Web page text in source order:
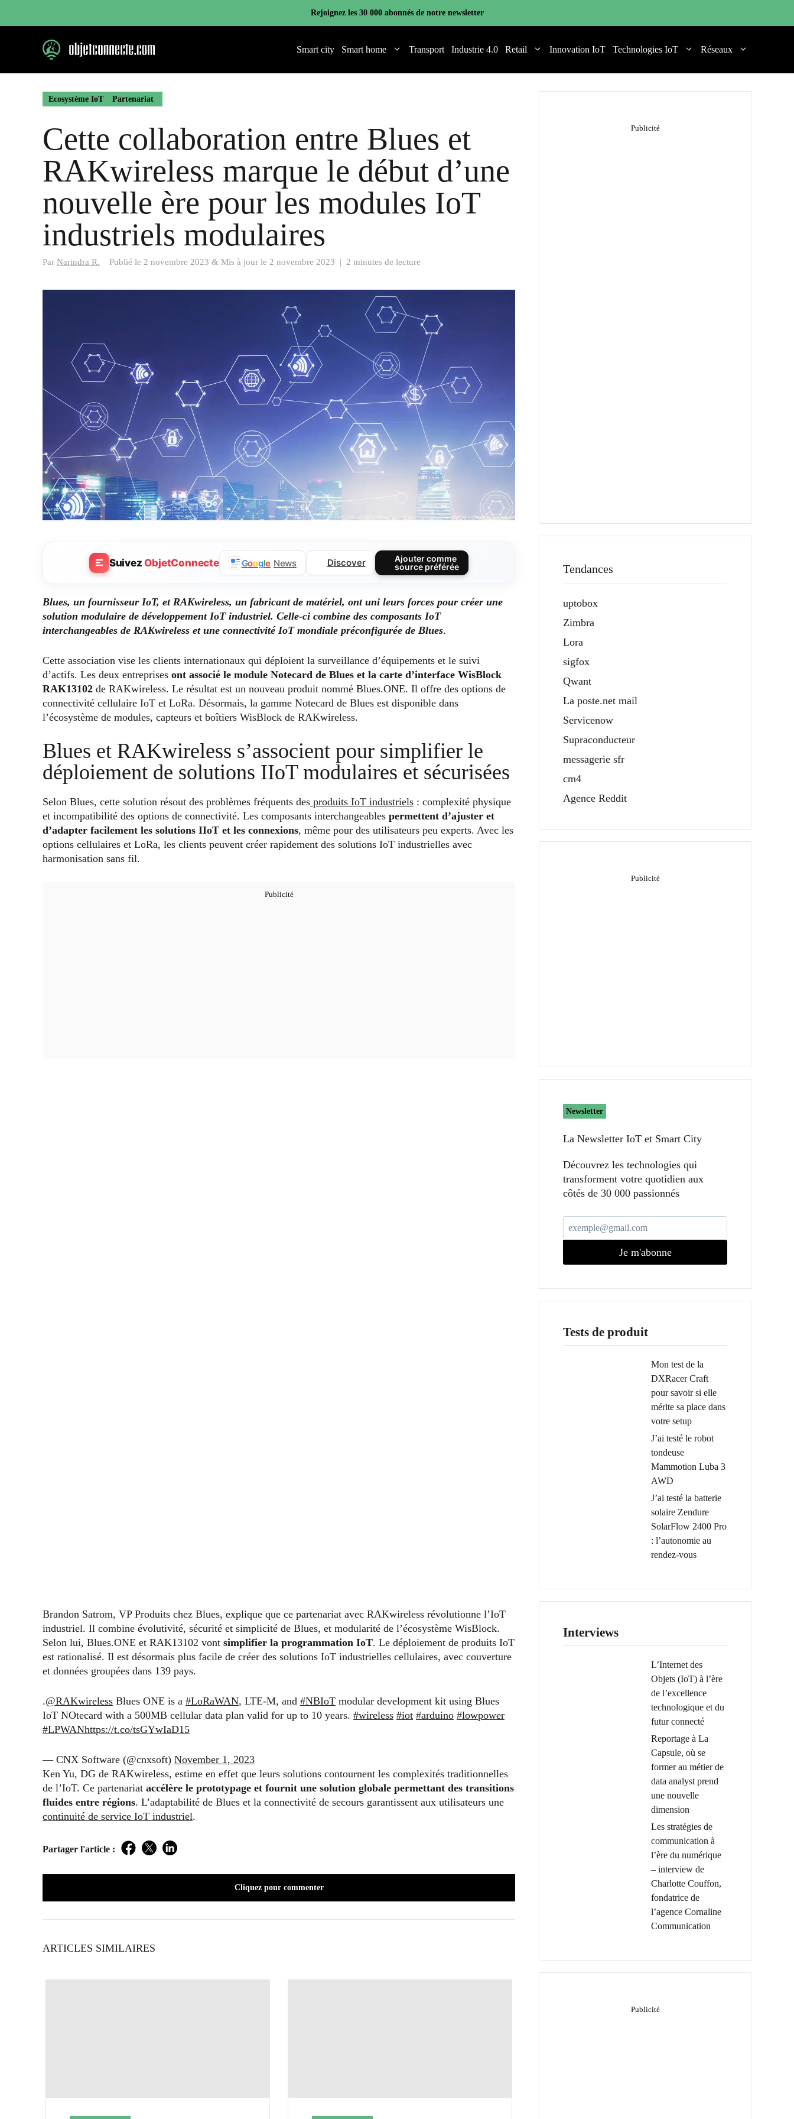
Rejoignez les 30 000 abonnés de notre newsletter
Smart city Smart home Transport Industrie 4.0 Retail Innovation IoT Technologies IoT Réseaux
Ecosystème IoT Partenariat
Cette collaboration entre Blues et
RAKwireless marque le début d’une
nouvelle ère pour les modules IoT
industriels modulaires
Par Narindra R. Publié le 2 novembre 2023 & Mis à jour le 2 novembre 2023 | 2 minutes de lecture
SuivezObjetConnecte Google News Discover
Ajouter comme
source préférée
Blues, un fournisseur IoT, et RAKwireless, un fabricant de matériel, ont uni leurs forces pour créer une
solution modulaire de développement IoT industriel. Celle-ci combine des composants IoT
interchangeables de RAKwireless et une connectivité IoT mondiale préconfigurée de Blues.
Cette association vise les clients internationaux qui déploient la surveillance d’équipements et le suivi
d’actifs. Les deux entreprises ont associé le module Notecard de Blues et la carte d’interface WisBlock
RAK13102 de RAKwireless. Le résultat est un nouveau produit nommé Blues.ONE. Il offre des options de
connectivité cellulaire IoT et LoRa. Désormais, la gamme Notecard de Blues est disponible dans
l’écosystème de modules, capteurs et boîtiers WisBlock de RAKwireless.
Blues et RAKwireless s’associent pour simplifier le
déploiement de solutions IIoT modulaires et sécurisées
Selon Blues, cette solution résout des problèmes fréquents des produits IoT industriels : complexité physique
et incompatibilité des options de connectivité. Les composants interchangeables permettent d’ajuster et
d’adapter facilement les solutions IIoT et les connexions, même pour des utilisateurs peu experts. Avec les
options cellulaires et LoRa, les clients peuvent créer rapidement des solutions IoT industrielles avec
harmonisation sans fil.
Brandon Satrom, VP Produits chez Blues, explique que ce partenariat avec RAKwireless révolutionne l’IoT
industriel. Il combine évolutivité, sécurité et simplicité de Blues, et modularité de l’écosystème WisBlock.
Selon lui, Blues.ONE et RAK13102 vont simplifier la programmation IoT. Le déploiement de produits IoT
est rationalisé. Il est désormais plus facile de créer des solutions IoT industrielles cellulaires, avec couverture
et données groupées dans 139 pays.
.@RAKwireless Blues ONE is a #LoRaWAN, LTE-M, and #NBIoT modular development kit using Blues
IoT NOtecard with a 500MB cellular data plan valid for up to 10 years. #wireless #iot #arduino #lowpower
#LPWANhttps://t.co/tsGYwIaD15
— CNX Software (@cnxsoft) November 1, 2023
Ken Yu, DG de RAKwireless, estime en effet que leurs solutions contournent les complexités traditionnelles
de l’IoT. Ce partenariat accélère le prototypage et fournit une solution globale permettant des transitions
fluides entre régions. L’adaptabilité de Blues et la connectivité de secours garantissent aux utilisateurs une
continuité de service IoT industriel.
Partager l'article : Facebook
TwitterLinkedIn
Cliquez pour commenter
ARTICLES SIMILAIRES
Tendances
uptobox
Zimbra
Lora
sigfox
Qwant
La poste.net mail
Servicenow
Supraconducteur
messagerie sfr
cm4
Agence Reddit
Newsletter
La Newsletter IoT et Smart City​
Découvrez les technologies qui
transforment votre quotidien aux
côtés de 30 000 passionnés
Je m'abonne
Tests de produit
Mon test de la
DXRacer Craft
pour savoir si elle
mérite sa place dans
votre setup
J’ai testé le robot
tondeuse
Mammotion Luba 3
AWD
J’ai testé la batterie
solaire Zendure
SolarFlow 2400 Pro
: l’autonomie au
rendez-vous
Interviews
L’Internet des
Objets (IoT) à l’ère
de l’excellence
technologique et du
futur connecté
Reportage à La
Capsule, où se
former au métier de
data analyst prend
une nouvelle
dimension
Les stratégies de
communication à
l’ère du numérique
– interview de
Charlotte Couffon,
fondatrice de
l’agence Cornaline
Communication